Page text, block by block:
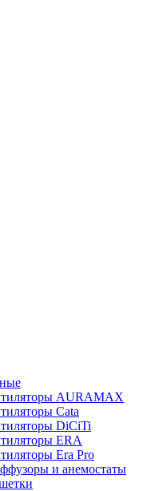
AURAMAX
Cata
DiCiTi
ERA
Era Pro
и анемостаты